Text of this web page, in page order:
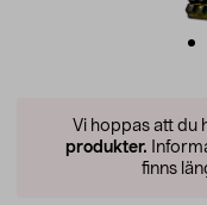
Vi hoppas att du
produkter.
finns